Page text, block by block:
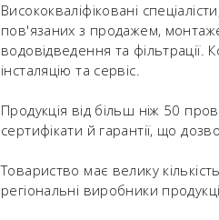
Висококваліфіковані
пов'язаних з продажем,
водовідведення та фільтрації.
інсталяцію та сервіс.
Продукція від більш ніж 50
сертифікати й гарантії, що
Товариство має велику
регіональні виробники